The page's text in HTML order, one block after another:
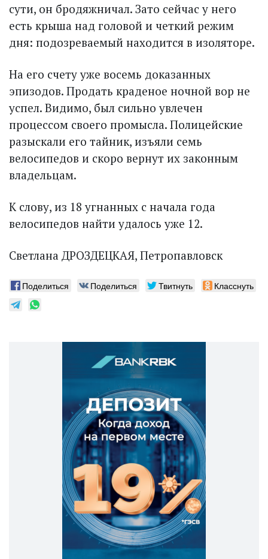
сути, он бродяжничал. Зато сейчас у него
есть крыша над головой и четкий режим
дня: подозреваемый находится в изоляторе.
На его счету уже восемь доказанных
эпизодов. Продать краденое ночной вор не
успел. Видимо, был сильно увлечен
процессом своего промысла. Полицейские
разыскали его тайник, изъяли семь
велосипедов и скоро вернут их законным
владельцам.
К слову, из 18 угнанных с начала года
велосипедов найти удалось уже 12.
Светлана ДРОЗДЕЦКАЯ, Петропавловск
Поделиться Поделиться Твитнуть Класснуть